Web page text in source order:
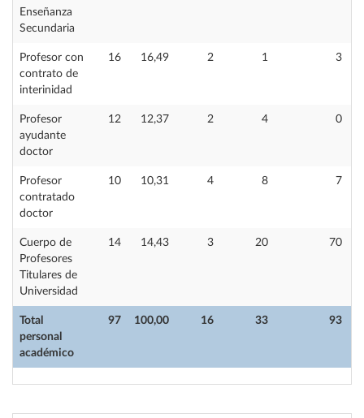
Total
personal
académico
97 100,00 16 33 93
Enseñanza
Secundaria
Profesor con
contrato de
interinidad
16 16,49 2 1 3
Profesor
ayudante
doctor
12 12,37 2 4 0
Profesor
contratado
doctor
10 10,31 4 8 7
Cuerpo de
Profesores
Titulares de
Universidad
14 14,43 3 20 70